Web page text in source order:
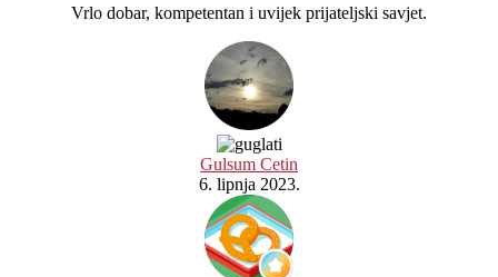
Vrlo dobar, kompetentan i uvijek prijateljski savjet.
Gulsum Cetin
6. lipnja 2023.